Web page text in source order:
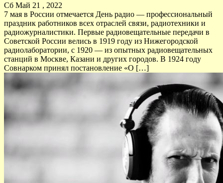
Сб Май 21 , 2022
7 мая в России отмечается День радио — профессиональный
праздник работников всех отраслей связи, радиотехники и
радиожурналистики. Первые радиовещательные передачи в
Советской России велись в 1919 году из Нижегородской
радиолаборатории, с 1920 — из опытных радиовещательных
станций в Москве, Казани и других городов. В 1924 году
Совнарком принял постановление «О […]